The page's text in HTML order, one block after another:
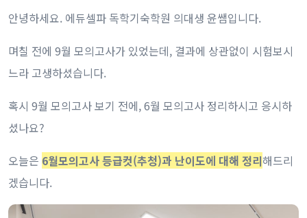
안녕하세요. 에듀셀파 독학기숙학원 의대생 윤쌤입니다.
며칠 전에 9월 모의고사가 있었는데, 결과에 상관없이 시험보시
느라 고생하셨습니다.
혹시 9월 모의고사 보기 전에, 6월 모의고사 정리하시고 응시하
셨나요?
오늘은 6월모의고사 등급컷(추청)과 난이도에 대해 정리해드리
겠습니다.